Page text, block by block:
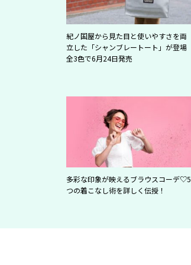
紀ノ国屋から見た目と使いやすさを両
立した「シャンブレートート」が登場
全3色で6月24日発売
多彩な印象が映えるブラウスコーデ♡5
つの着こなし術を詳しく伝授！